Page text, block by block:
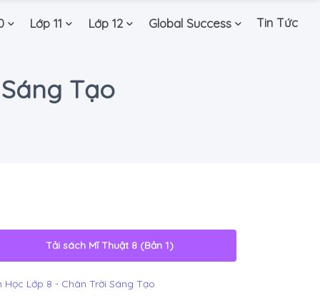
Lớp 11 Lớp 12 Global Success Tin Tức
Tạo
Tải sách Mĩ Thuật 8 (Bản 1)
Học Lớp 8 - Chân Trời Sáng Tạo